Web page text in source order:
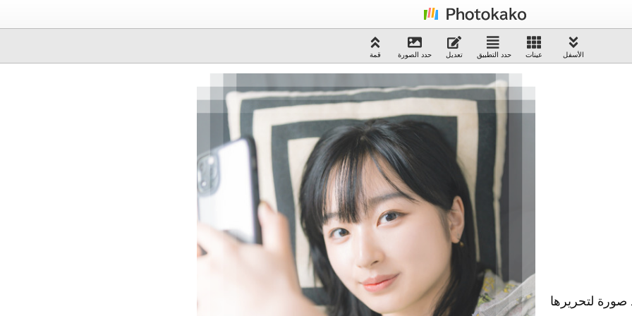
قمة حدد الصورة تعديل حدد التطبيق عينات الأسفل
صورة لتحريرها